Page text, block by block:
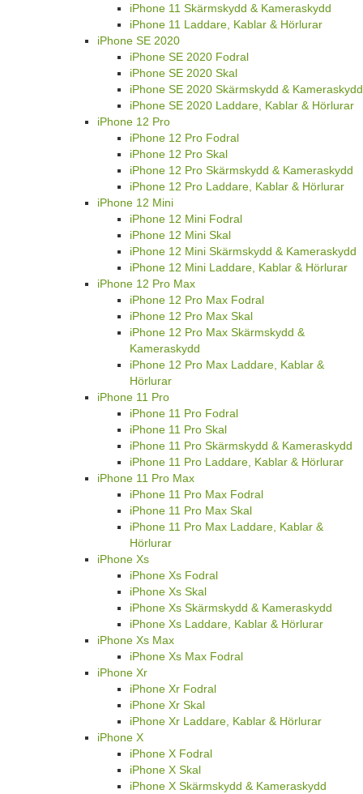
iPhone 11 Skärmskydd & Kameraskydd
iPhone 11 Laddare, Kablar & Hörlurar
iPhone SE 2020
iPhone SE 2020 Fodral
iPhone SE 2020 Skal
iPhone SE 2020 Skärmskydd & Kameraskydd
iPhone SE 2020 Laddare, Kablar & Hörlurar
iPhone 12 Pro
iPhone 12 Pro Fodral
iPhone 12 Pro Skal
iPhone 12 Pro Skärmskydd & Kameraskydd
iPhone 12 Pro Laddare, Kablar & Hörlurar
iPhone 12 Mini
iPhone 12 Mini Fodral
iPhone 12 Mini Skal
iPhone 12 Mini Skärmskydd & Kameraskydd
iPhone 12 Mini Laddare, Kablar & Hörlurar
iPhone 12 Pro Max
iPhone 12 Pro Max Fodral
iPhone 12 Pro Max Skal
iPhone 12 Pro Max Skärmskydd &
Kameraskydd
iPhone 12 Pro Max Laddare, Kablar &
Hörlurar
iPhone 11 Pro
iPhone 11 Pro Fodral
iPhone 11 Pro Skal
iPhone 11 Pro Skärmskydd & Kameraskydd
iPhone 11 Pro Laddare, Kablar & Hörlurar
iPhone 11 Pro Max
iPhone 11 Pro Max Fodral
iPhone 11 Pro Max Skal
iPhone 11 Pro Max Laddare, Kablar &
Hörlurar
iPhone Xs
iPhone Xs Fodral
iPhone Xs Skal
iPhone Xs Skärmskydd & Kameraskydd
iPhone Xs Laddare, Kablar & Hörlurar
iPhone Xs Max
iPhone Xs Max Fodral
iPhone Xr
iPhone Xr Fodral
iPhone Xr Skal
iPhone Xr Laddare, Kablar & Hörlurar
iPhone X
iPhone X Fodral
iPhone X Skal
iPhone X Skärmskydd & Kameraskydd